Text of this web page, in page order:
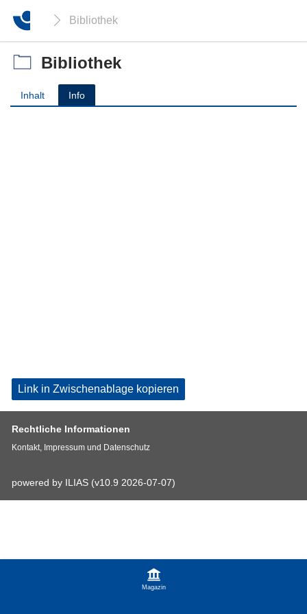
Bibliothek
Magazin
Bibliothek
Inhalt Info
Link in Zwischenablage kopieren
Rechtliche Informationen
Kontakt, Impressum und Datenschutz
powered by ILIAS (v10.9 2026-07-07)